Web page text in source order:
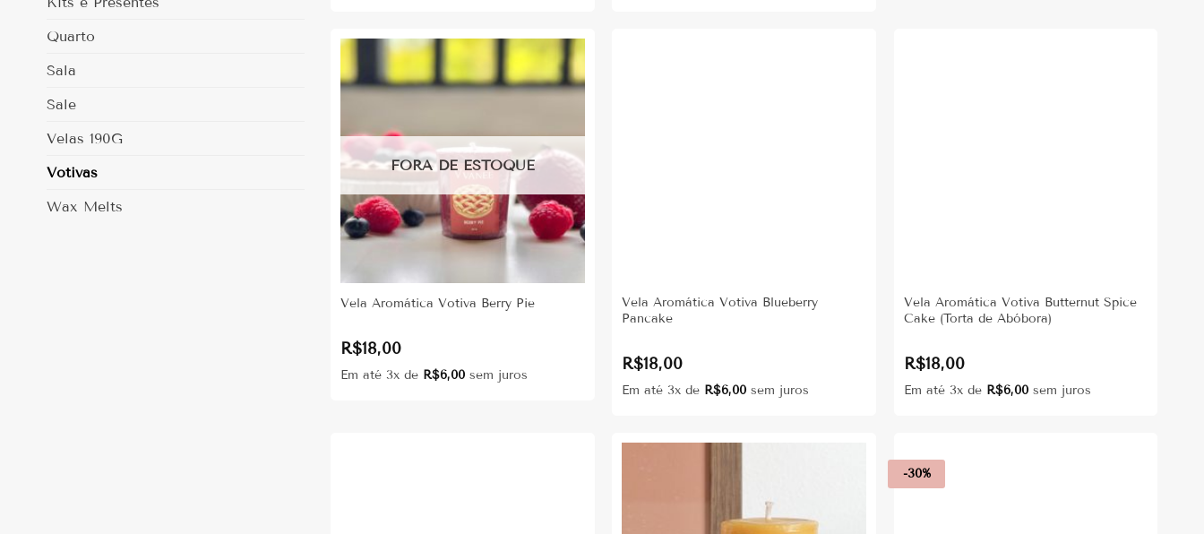
Quarto
Sala
Sale
Velas 190G
Votivas
Wax Melts
FORA DE ESTOQUE
Vela Aromática Votiva Berry Pie
R$18,00
Em até 3x de R$6,00 sem juros
Vela Aromática Votiva Blueberry
Pancake
R$18,00
Em até 3x de R$6,00 sem juros
Vela Aromática Votiva Butternut Spice
Cake (Torta de Abóbora)
R$18,00
Em até 3x de R$6,00sem juros
-30%